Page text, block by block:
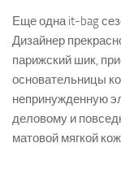
Еще одна it-bag
Дизайнер
парижский шик,
основательницы
непринужденную
деловому и
матовой мягкой